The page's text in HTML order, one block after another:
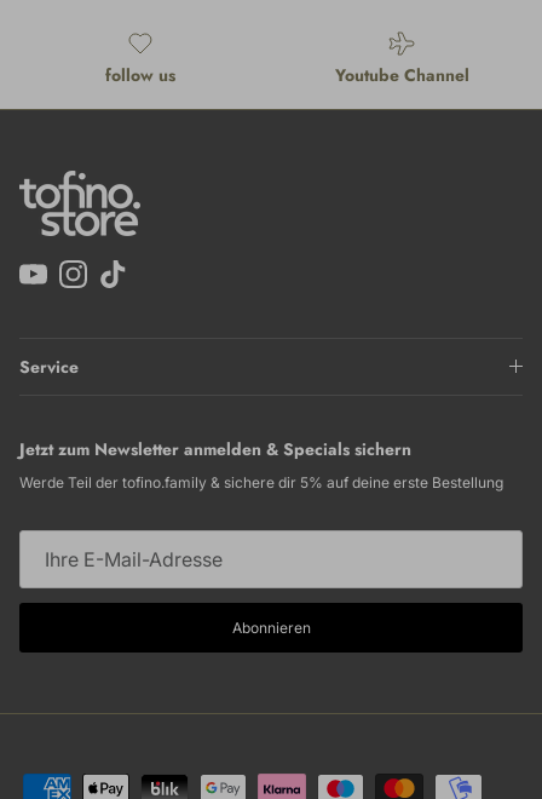
follow us Youtube Channel
YouTubeInstagramTikTok
Service
Jetzt zum Newsletter anmelden & Specials sichern
Werde Teil der tofino.family & sichere dir 5% auf deine erste Bestellung
Abonnieren